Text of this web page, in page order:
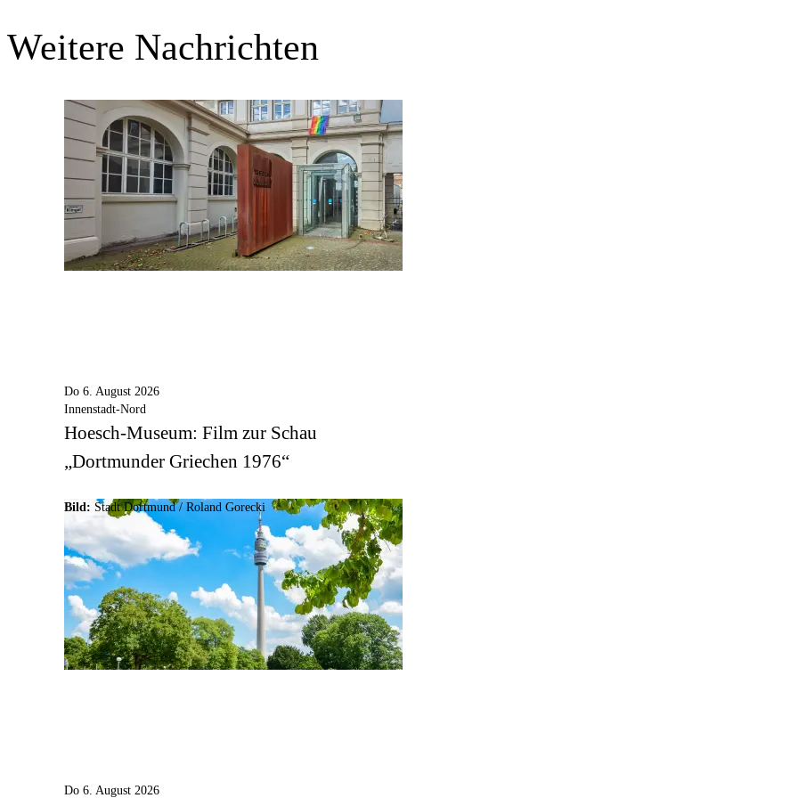
Weitere Nachrichten
Do 6. August 2026
Innenstadt-Nord
Hoesch-Museum: Film zur Schau
„Dortmunder Griechen 1976“
Bild: Stadt Dortmund / Roland Gorecki
Do 6. August 2026